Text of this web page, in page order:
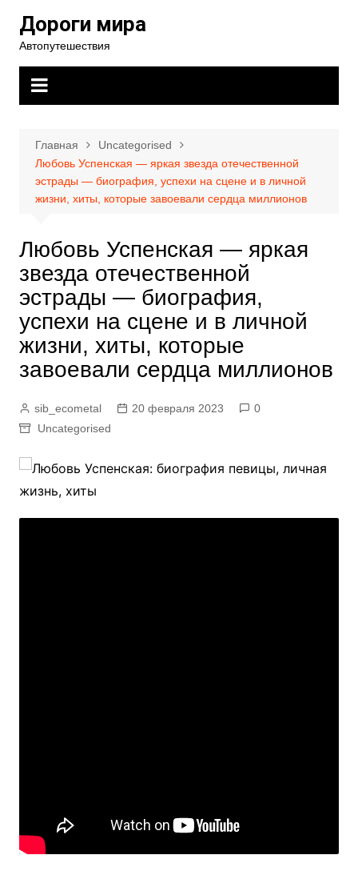
содержимому
Дороги мира
Автопутешествия
Главная
Uncategorised
Любовь Успенская — яркая звезда отечественной
эстрады — биография, успехи на сцене и в личной
жизни, хиты, которые завоевали сердца миллионов
Любовь Успенская — яркая
звезда отечественной
эстрады — биография,
успехи на сцене и в личной
жизни, хиты, которые
завоевали сердца миллионов
sib_ecometal 20 февраля 2023
0
Uncategorised